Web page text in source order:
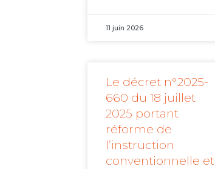
11 juin 2026
Le décret n°2025-
660 du 18 juillet
2025 portant
réforme de
l’instruction
conventionnelle et